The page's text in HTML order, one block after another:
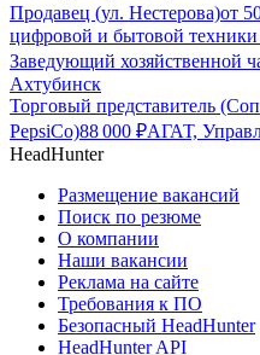
Продавец (ул. Нестерова)от
цифровой и бытовой
Заведующий хозяйственной
Ахтубинск
Торговый представитель
PepsiCo)88 000 ₽АГАТ,
HeadHunter
Размещение вакансий
Поиск по резюме
О компании
Наши вакансии
Реклама на сайте
Требования к ПО
Безопасный HeadHunter
HeadHunter API